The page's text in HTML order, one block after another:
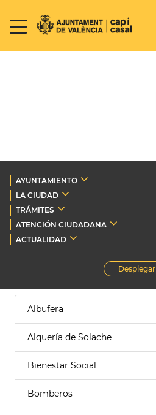
AYUNTAMIENTO
LA CIUDAD
TRÁMITES
ATENCIÓN CIUDADANA
ACTUALIDAD
Desplegar
Albufera
Alquería de Solache
Bienestar Social
Bomberos